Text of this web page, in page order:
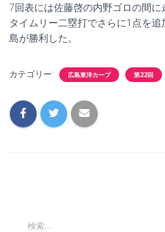
7回表には佐藤啓の内野ゴロの間
タイムリー二塁打でさらに1点を
島が勝利した。
カテゴリー: 広島東洋カープ 第22回
検索…